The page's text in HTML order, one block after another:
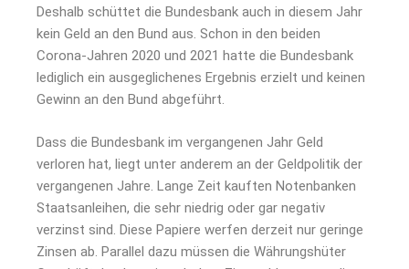
Deshalb schüttet die Bundesbank auch in diesem Jahr
kein Geld an den Bund aus. Schon in den beiden
Corona-Jahren 2020 und 2021 hatte die Bundesbank
lediglich ein ausgeglichenes Ergebnis erzielt und keinen
Gewinn an den Bund abgeführt.
Dass die Bundesbank im vergangenen Jahr Geld
verloren hat, liegt unter anderem an der Geldpolitik der
vergangenen Jahre. Lange Zeit kauften Notenbanken
Staatsanleihen, die sehr niedrig oder gar negativ
verzinst sind. Diese Papiere werfen derzeit nur geringe
Zinsen ab. Parallel dazu müssen die Währungshüter